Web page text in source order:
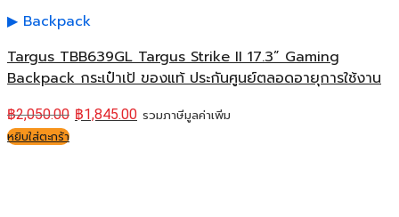
Backpack
Targus TBB639GL Targus Strike II 17.3” Gaming
Backpack กระเป๋าเป้ ของแท้ ประกันศูนย์ตลอดอายุการใช้งาน
฿2,050.00 ฿1,845.00 รวมภาษีมูลค่าเพิ่ม
หยิบใส่ตะกร้า